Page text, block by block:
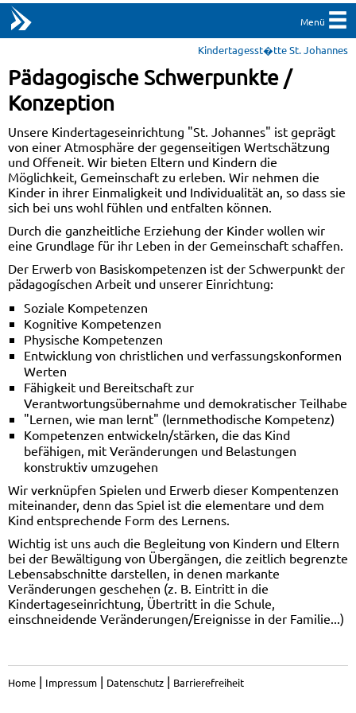
Menü
Kindertagesst�tte St. Johannes
Pädagogische Schwerpunkte /
Konzeption
Unsere Kindertageseinrichtung "St. Johannes" ist geprägt
von einer Atmosphäre der gegenseitigen Wertschätzung
und Offeneit. Wir bieten Eltern und Kindern die
Möglichkeit, Gemeinschaft zu erleben. Wir nehmen die
Kinder in ihrer Einmaligkeit und Individualität an, so dass sie
sich bei uns wohl fühlen und entfalten können.
Durch die ganzheitliche Erziehung der Kinder wollen wir
eine Grundlage für ihr Leben in der Gemeinschaft schaffen.
Der Erwerb von Basiskompetenzen ist der Schwerpunkt der
pädagogíschen Arbeit und unserer Einrichtung:
Soziale Kompetenzen
Kognitive Kompetenzen
Physische Kompetenzen
Entwicklung von christlichen und verfassungskonformen
Werten
Fähigkeit und Bereitschaft zur
Verantwortungsübernahme und demokratischer Teilhabe
"Lernen, wie man lernt" (lernmethodische Kompetenz)
Kompetenzen entwickeln/stärken, die das Kind
befähigen, mit Veränderungen und Belastungen
konstruktiv umzugehen
Wir verknüpfen Spielen und Erwerb dieser Kompentenzen
miteinander, denn das Spiel ist die elementare und dem
Kind entsprechende Form des Lernens.
Wichtig ist uns auch die Begleitung von Kindern und Eltern
bei der Bewältigung von Übergängen, die zeitlich begrenzte
Lebensabschnitte darstellen, in denen markante
Veränderungen geschehen (z. B. Eintritt in die
Kindertageseinrichtung, Übertritt in die Schule,
einschneidende Veränderungen/Ereignisse in der Familie...)
Home | Impressum | Datenschutz | Barrierefreiheit